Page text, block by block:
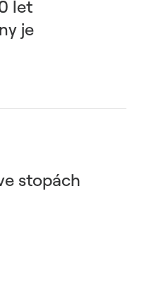
let
je
stopách